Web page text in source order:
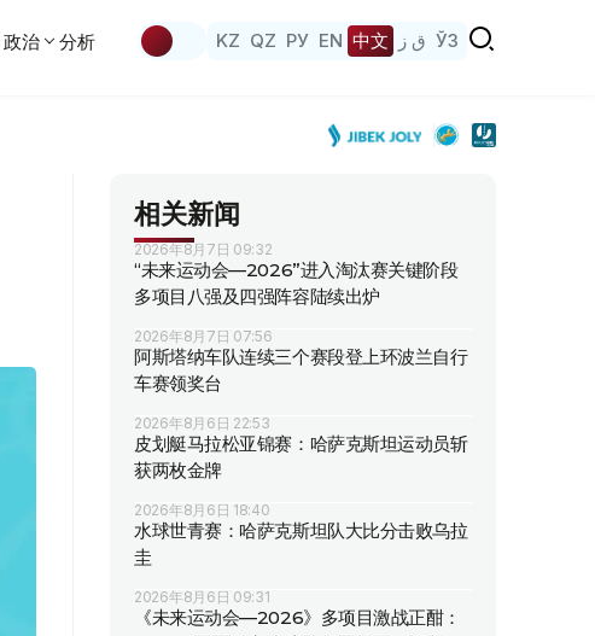
政治 分析 KZ QZ РУ EN 中文 ق ز ЎЗ
相关新闻
2026年8月7日 09:32
“未来运动会—2026”进入淘汰赛关键阶段
多项目八强及四强阵容陆续出炉
2026年8月7日 07:56
阿斯塔纳车队连续三个赛段登上环波兰自行
车赛领奖台
2026年8月6日 22:53
皮划艇马拉松亚锦赛：哈萨克斯坦运动员斩
获两枚金牌
2026年8月6日 18:40
水球世青赛：哈萨克斯坦队大比分击败乌拉
圭
2026年8月6日 09:31
《未来运动会—2026》多项目激战正酣：